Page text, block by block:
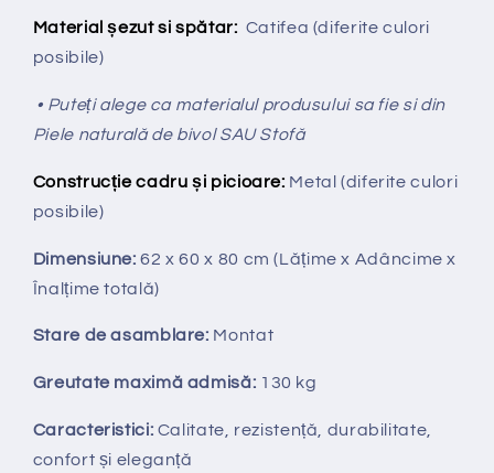
Material șezut si spătar: Catifea (diferite culori
posibile)
• Puteți alege ca materialul produsului sa fie si din
Piele naturală de bivol SAU Stofă
Construcție cadru și picioare: Metal (diferite culori
posibile)
Dimensiune: 62 x 60 x 80 cm(Lățime x Adâncime x
Înalțime totală)
Stare de asamblare: Montat
Greutate maximă admisă: 130 kg
Caracteristici: Calitate, rezistență, durabilitate,
confort și eleganță